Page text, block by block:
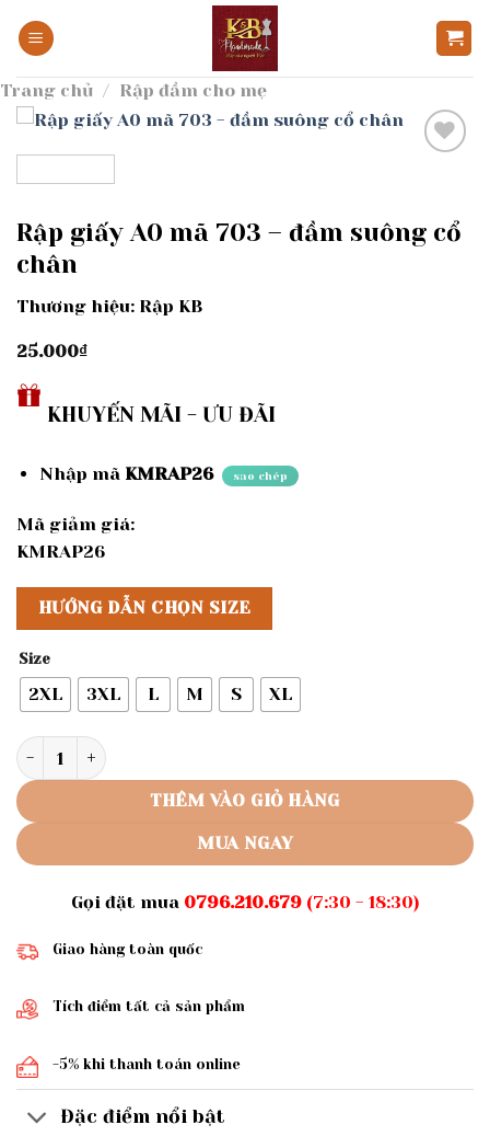
qua
dung
Trang chủ / Rập đầm cho mẹ
Rập giấy A0 mã 703 – đầm suông cổ
chân
Thương hiệu: Rập KB
25.000₫
KHUYẾN MÃI - ƯU ĐÃI
Nhập mã KMRAP26 sao chép
Mã giảm giá:
KMRAP26
HƯỚNG DẪN CHỌN SIZE
Size
2XL 3XL L M S XL
Rập giấy A0 mã 703 - đầm suông cổ chân số lượng
THÊM VÀO GIỎ HÀNG
MUA NGAY
Gọi đặt mua 0796.210.679(7:30 - 18:30)
Giao hàng toàn quốc
Tích điểm tất cả sản phẩm
-5% khi thanh toán online
Đặc điểm nổi bật